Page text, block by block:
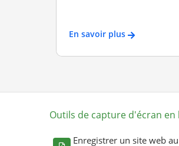
En savoir plus
Outils de capture d'écran en
Enregistrer un site web au